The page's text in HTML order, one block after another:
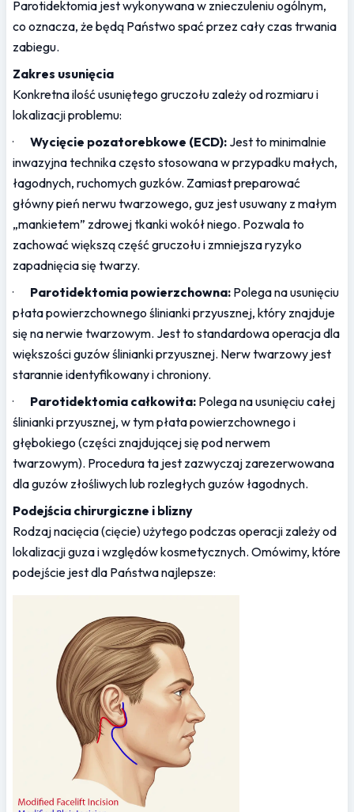
Parotidektomia jest wykonywana w znieczuleniu ogólnym,
co oznacza, że będą Państwo spać przez cały czas trwania
zabiegu.
Zakres usunięcia
Konkretna ilość usuniętego gruczołu zależy od rozmiaru i
lokalizacji problemu:
· Wycięcie pozatorebkowe (ECD): Jest to minimalnie
inwazyjna technika często stosowana w przypadku małych,
łagodnych, ruchomych guzków. Zamiast preparować
główny pień nerwu twarzowego, guz jest usuwany z małym
„mankietem” zdrowej tkanki wokół niego. Pozwala to
zachować większą część gruczołu i zmniejsza ryzyko
zapadnięcia się twarzy.
· Parotidektomia powierzchowna: Polega na usunięciu
płata powierzchownego ślinianki przyusznej, który znajduje
się na nerwie twarzowym. Jest to standardowa operacja dla
większości guzów ślinianki przyusznej. Nerw twarzowy jest
starannie identyfikowany i chroniony.
· Parotidektomia całkowita: Polega na usunięciu całej
ślinianki przyusznej, w tym płata powierzchownego i
głębokiego (części znajdującej się pod nerwem
twarzowym). Procedura ta jest zazwyczaj zarezerwowana
dla guzów złośliwych lub rozległych guzów łagodnych.
Podejścia chirurgiczne i blizny
Rodzaj nacięcia (cięcie) użytego podczas operacji zależy od
lokalizacji guza i względów kosmetycznych. Omówimy, które
podejście jest dla Państwa najlepsze: